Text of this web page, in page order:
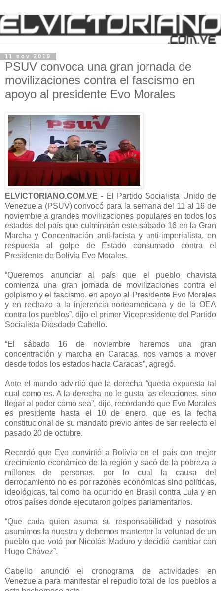
11 nov 2019
PSUV convoca una gran jornada de
movilizaciones contra el fascismo en
apoyo al presidente Evo Morales
ELVICTORIANO.COM.VE - El Partido Socialista Unido de
Venezuela (PSUV) convocó para la semana del 11 al 16 de
noviembre a grandes movilizaciones populares en todos los
estados del país que culminarán este sábado 16 en la Gran
Marcha y Concentración anti-facista y anti-imperialista, en
respuesta al golpe de Estado consumado contra el
Presidente de Bolivia Evo Morales.
“Queremos anunciar al país que el pueblo chavista
comienza una gran jornada de movilizaciones contra el
golpismo y el fascismo, en apoyo al Presidente Evo Morales
y en rechazo a la injerencia norteamericana y de la OEA
contra los pueblos”, dijo el primer Vicepresidente del Partido
Socialista Diosdado Cabello.
“El sábado 16 de noviembre haremos una gran
concentración y marcha en Caracas, nos vamos a mover
desde todos los estados hacia Caracas”, agregó.
Ante el mundo advirtió que la derecha “queda expuesta tal
cual como es. A la derecha no le gusta las elecciones, sino
llegar al poder como sea”, dijo, recordando que Evo Morales
es presidente hasta el 10 de enero, que es la fecha
constitucional de su mandato previo antes de ser reelecto el
pasado 20 de octubre.
Recordó que Evo convirtió a Bolivia en el país con mejor
crecimiento económico de la región y sacó de la pobreza a
millones de personas, por lo cual la causa del
derrocamiento no es por razones económicas sino políticas,
ideológicas, tal como ha ocurrido en Brasil contra Lula y en
otros países donde ejecutaron golpes parlamentarios.
“Que cada quien asuma su responsabilidad y nosotros
asumimos la nuestra y debemos mantener la voluntad de un
pueblo que votó por Nicolás Maduro y decidió cambiar con
Hugo Chávez”.
Cabello anunció el cronograma de actividades en
Venezuela para manifestar el repudio total de los pueblos a